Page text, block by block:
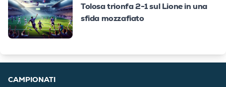
Tolosa trionfa 2-1 sul Lione in una
sfida mozzafiato
CAMPIONATI